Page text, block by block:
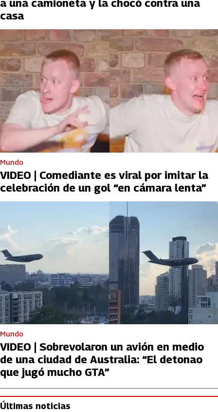
a una camioneta y la chocó contra una
casa
Mundo
VIDEO | Comediante es viral por imitar la
celebración de un gol “en cámara lenta”
Mundo
VIDEO | Sobrevolaron un avión en medio
de una ciudad de Australia: “El detonao
que jugó mucho GTA”
Últimas noticias